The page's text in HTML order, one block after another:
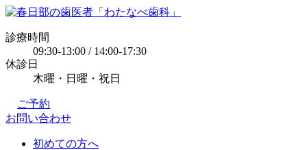
診療時間
09:30-13:00 / 14:00-17:30
休診日
木曜・日曜・祝日
ご予約
お問い合わせ
初めての方へ